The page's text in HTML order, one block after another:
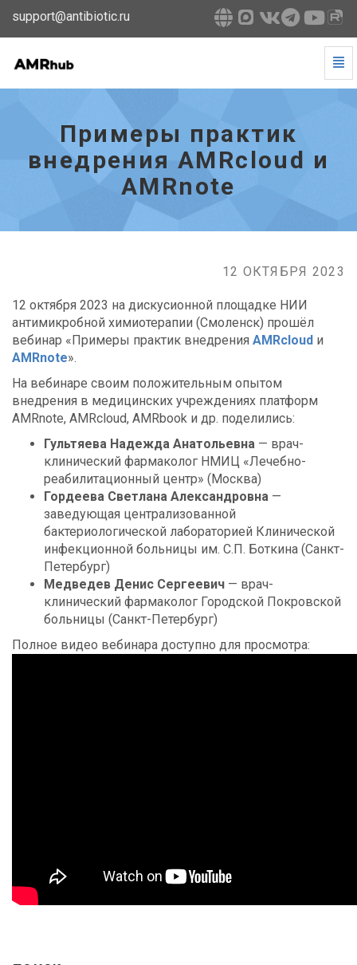
support@antibiotic.ru
Примеры
AMRcloud
AMRnote
homepage
Примеры практик
внедрения AMRcloud и
AMRnote
12 ОКТЯБРЯ 2023
12 октября 2023 на дискусионной площадке НИИ
антимикробной химиотерапии (Смоленск) прошёл
вебинар «Примеры практик внедрения AMRcloud и
AMRnote».
На вебинаре своим положительным опытом
внедрения в медицинских учреждениях платформ
AMRnote, AMRcloud, AMRbook и др. поделились:
Гультяева Надежда Анатольевна — врач-
клинический фармаколог НМИЦ «Лечебно-
реабилитационный центр» (Москва)
Гордеева Светлана Александровна —
заведующая централизованной
бактериологической лабораторией Клинической
инфекционной больницы им. С.П. Боткина (Санкт-
Петербург)
Медведев Денис Сергеевич — врач-
клинический фармаколог Городской Покровской
больницы (Санкт-Петербург)
Полное видео вебинара доступно для просмотра: